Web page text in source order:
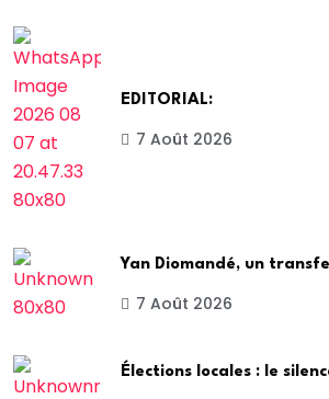
EDITORIAL:
7 Août 2026
Yan Diomandé, un
7 Août 2026
Élections locales : le